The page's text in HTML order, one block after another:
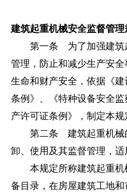
建筑起重机械安全监督管理
第一条 为了加强建筑
管理，防止和减少生产安
生命和财产安全，依据《
条例》、《特种设备安全
产许可证条例》，制定本规
第二条 建筑起重机械
卸、使用及其监督管理，适
本规定所称建筑起重机
备目录，在房屋建筑工地和